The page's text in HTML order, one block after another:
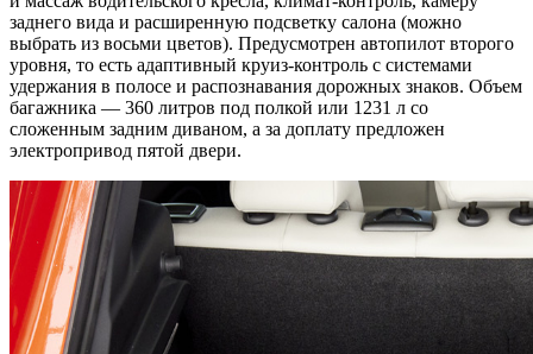
заднего вида и расширенную подсветку салона (можно
выбрать из восьми цветов). Предусмотрен автопилот второго
уровня, то есть адаптивный круиз-контроль с системами
удержания в полосе и распознавания дорожных знаков. Объем
багажника — 360 литров под полкой или 1231 л со
сложенным задним диваном, а за доплату предложен
электропривод пятой двери.